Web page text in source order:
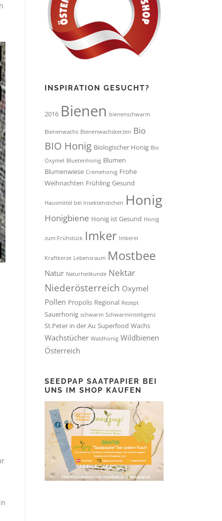
INSPIRATION GESUCHT?
2016 Bienen bienenschwarm
Bienenwachs Bienenwachskerzen Bio
BIO Honig Biologischer Honig Bio
Oxymel Bluetenhonig Blumen
Blumenwiese Cremehonig Frohe
Weihnachten Frühling Gesund
Hausmittel bei Insektenstichen Honig
Honigbiene Honig ist Gesund Honig
zum Frühstück Imker Imkerei
Kraftkerze Lebensraum Mostbee
Natur Naturheilkunde Nektar
Niederösterreich Oxymel
Pollen Propolis Regional Rezept
Sauerhonig schwarm Schwarmintelligenz
St.Peter in der Au Superfood Wachs
Wachstücher Waldhonig Wildbienen
Österreich
SEEDPAP SAATPAPIER BEI
UNS IM SHOP KAUFEN